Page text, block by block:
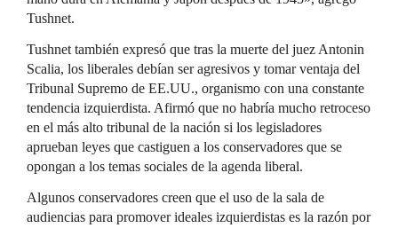
Tushnet.
Tushnet también expresó que tras la muerte del juez Antonin
Scalia, los liberales debían ser agresivos y tomar ventaja del
Tribunal Supremo de EE.UU., organismo con una constante
tendencia izquierdista. Afirmó que no habría mucho retroceso
en el más alto tribunal de la nación si los legisladores
aprueban leyes que castiguen a los conservadores que se
opongan a los temas sociales de la agenda liberal.
Algunos conservadores creen que el uso de la sala de
audiencias para promover ideales izquierdistas es la razón por